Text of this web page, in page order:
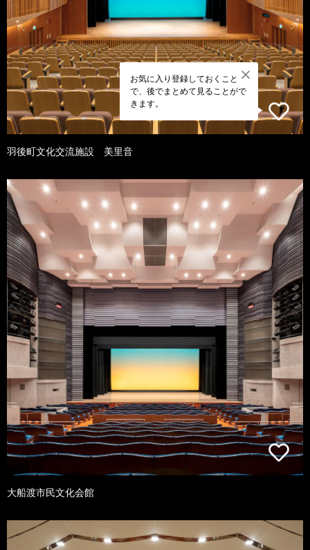
お気に入り登録しておくこと
で、後でまとめて見ることがで
きます。
羽後町文化交流施設 美里音
大船渡市民文化会館